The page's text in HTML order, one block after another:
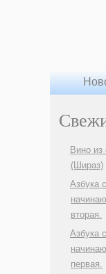
Вино из
(Шираз)
Азбука
вторая.
Азбука
первая.